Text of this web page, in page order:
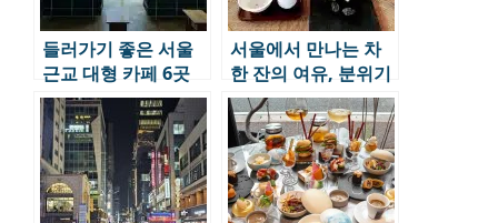
들러가기 좋은 서울
근교 대형 카페 6곳
서울에서 만나는 차
한 잔의 여유, 분위기
좋은 찻집 5곳